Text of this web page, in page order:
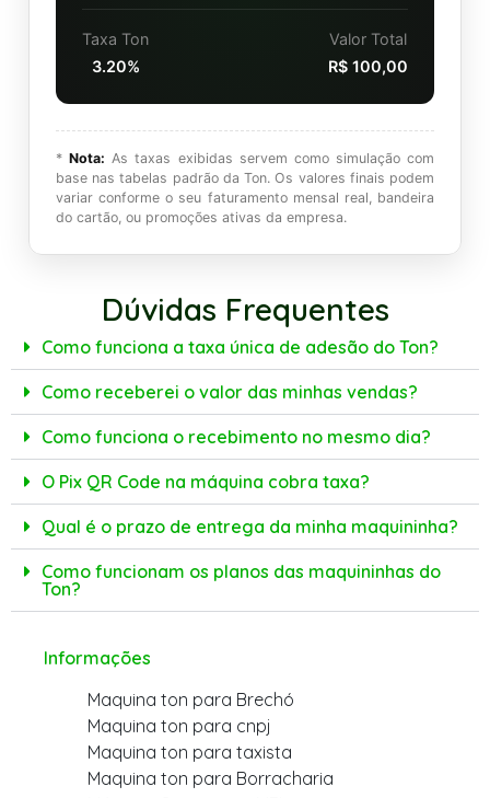
Taxa Ton
3.20%
Valor Total
R$ 100,00
*Nota: As taxas exibidas servem como simulação com
base nas tabelas padrão da Ton. Os valores finais podem
variar conforme o seu faturamento mensal real, bandeira
do cartão, ou promoções ativas da empresa.
Dúvidas Frequentes
Como funciona a taxa única de adesão do Ton?
Como receberei o valor das minhas vendas?
Como funciona o recebimento no mesmo dia?
O Pix QR Code na máquina cobra taxa?
Qual é o prazo de entrega da minha maquininha?
Como funcionam os planos das maquininhas do
Ton?
Informações
Maquina ton para Brechó
Maquina ton para cnpj
Maquina ton para taxista
Maquina ton para Borracharia